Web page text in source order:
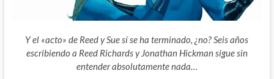
Y el «acto» de Reed y Sue sí se ha terminado, ¿no? Seis años
escribiendo a Reed Richards y Jonathan Hickman sigue sin
entender absolutamente nada…